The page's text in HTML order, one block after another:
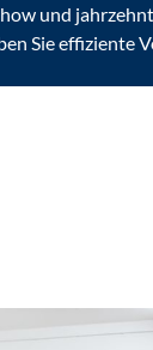
und
Sie effiziente